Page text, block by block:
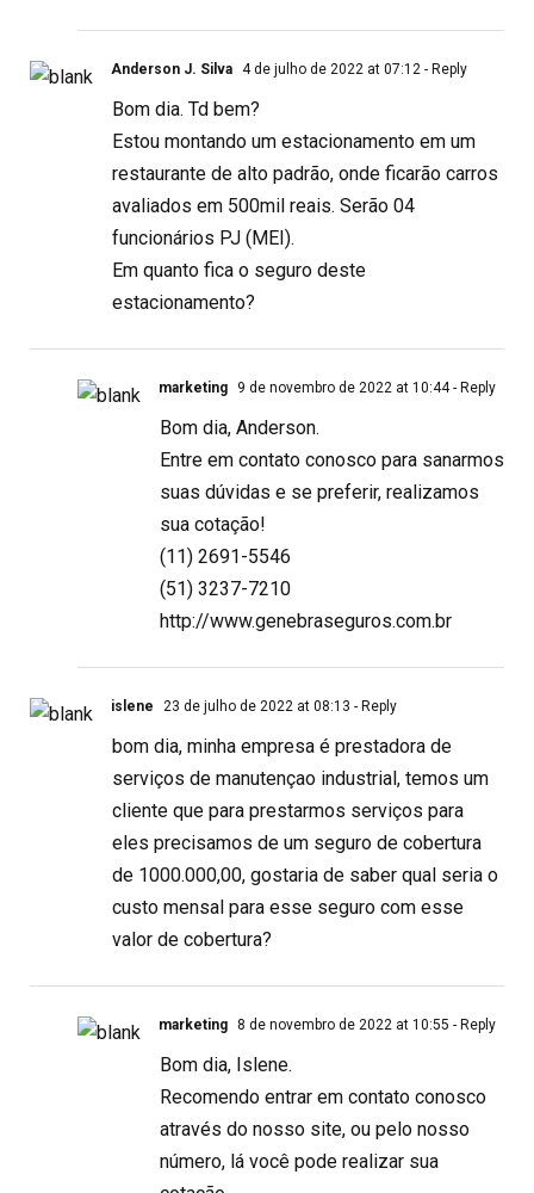
Anderson J. Silva 4 de julho de 2022 at 07:12 - Reply
Bom dia. Td bem?
Estou montando um estacionamento em um
restaurante de alto padrão, onde ficarão carros
avaliados em 500mil reais. Serão 04
funcionários PJ (MEI).
Em quanto fica o seguro deste
estacionamento?
marketing 9 de novembro de 2022 at 10:44- Reply
Bom dia, Anderson.
Entre em contato conosco para sanarmos
suas dúvidas e se preferir, realizamos
sua cotação!
(11) 2691-5546
(51) 3237-7210
http://www.genebraseguros.com.br
islene 23 de julho de 2022 at 08:13 - Reply
bom dia, minha empresa é prestadora de
serviços de manutençao industrial, temos um
cliente que para prestarmos serviços para
eles precisamos de um seguro de cobertura
de 1000.000,00, gostaria de saber qual seria o
custo mensal para esse seguro com esse
valor de cobertura?
marketing 8 de novembro de 2022 at 10:55 - Reply
Bom dia, Islene.
Recomendo entrar em contato conosco
através do nosso site, ou pelo nosso
número, lá você pode realizar sua